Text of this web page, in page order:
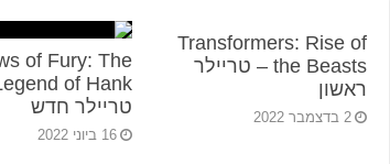
Transformers: Rise of
the Beasts – טריילר
ראשון
2 בדצמבר 2022
of Fury: The
טריילר חדש
16 ביוני 2022